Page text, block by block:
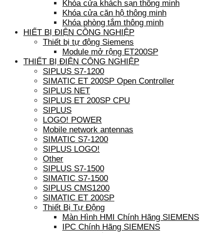
Khóa cửa khách sạn thông minh
Khóa cửa căn hộ thông minh
Khóa phòng tắm thông minh
HIẾT BỊ ĐIỆN CÔNG NGHIỆP
Thiết bị tự động Siemens
Module mở rộng ET200SP
THIẾT BỊ ĐIỆN CÔNG NGHIỆP
SIPLUS S7-1200
SIMATIC ET 200SP Open Controller
SIPLUS NET
SIPLUS ET 200SP CPU
SIPLUS
LOGO! POWER
Mobile network antennas
SIMATIC S7-1200
SIPLUS LOGO!
Other
SIPLUS S7-1500
SIMATIC S7-1500
SIPLUS CMS1200
SIMATIC ET 200SP
Thiết Bị Tự Động
Màn Hình HMI Chính Hãng SIEMENS
IPC Chính Hãng SIEMENS